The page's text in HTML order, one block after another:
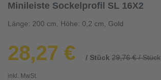
Minileiste Sockelprofil SL 16X2
Länge: 200 cm, Höhe: 0,2 cm, Gold
28,27 € / Stück 29,76 € / Stück
inkl. MwSt.